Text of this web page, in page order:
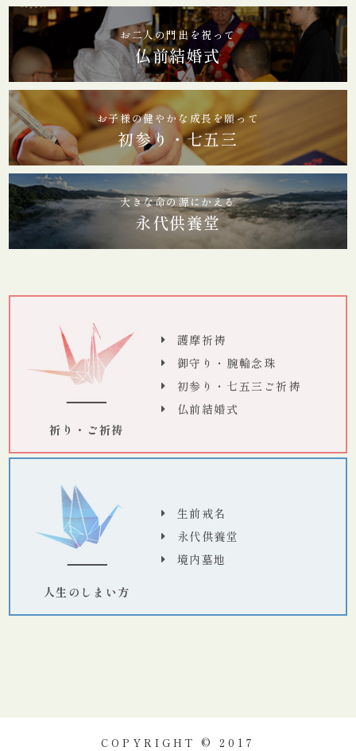
お二人の門出を祝って
仏前結婚式
お子様の健やかな成長を願って
初参り・七五三
大きな命の源にかえる
永代供養堂
祈り・ご祈祷
護摩祈祷
御守り・腕輪念珠
初参り・七五三ご祈祷
仏前結婚式
人生のしまい方
生前戒名
永代供養堂
境内墓地
COPYRIGHT © 2017